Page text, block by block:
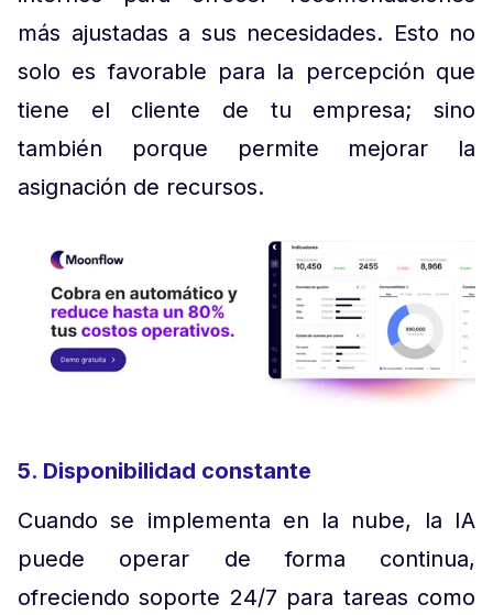
más ajustadas a sus necesidades. Esto no
solo es favorable para la percepción que
tiene el cliente de tu empresa; sino
también porque permite mejorar la
asignación de recursos.
5. Disponibilidad constante
Cuando se implementa en la nube, la IA
puede operar de forma continua,
ofreciendo soporte 24/7 para tareas como